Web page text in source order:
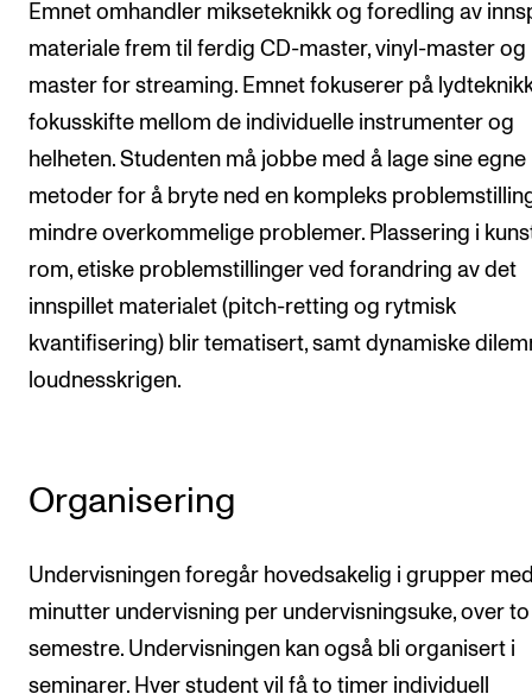
Emnet omhandler mikseteknikk og foredling av
materiale frem til ferdig CD-master, vinyl-master og
master for streaming. Emnet fokuserer på
fokusskifte mellom de individuelle instrumenter og
helheten. Studenten må jobbe med å lage sine egne
metoder for å bryte ned en kompleks
mindre overkommelige problemer. Plassering i
rom, etiske problemstillinger ved forandring av det
innspillet materialet (pitch-retting og rytmisk
kvantifisering) blir tematisert, samt dynamiske
loudnesskrigen.
Organisering
Undervisningen foregår hovedsakelig i grupper
minutter undervisning per undervisningsuke, over to
semestre. Undervisningen kan også bli organisert i
seminarer. Hver student vil få to timer individuell